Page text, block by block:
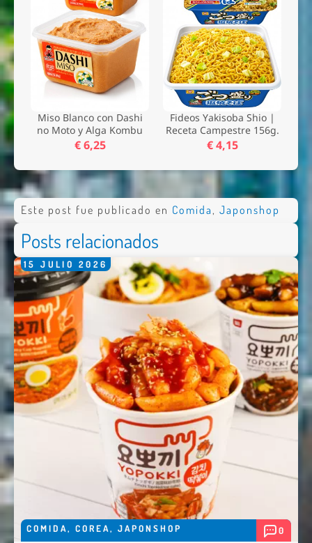
Miso Blanco con Dashi
no Moto y Alga Kombu
€ 6,25
Fideos Yakisoba Shio |
Receta Campestre 156g.
€ 4,15
Este post fue publicado en Comida, Japonshop
Posts relacionados
15 JULIO 2026
COMIDA, COREA, JAPONSHOP 0